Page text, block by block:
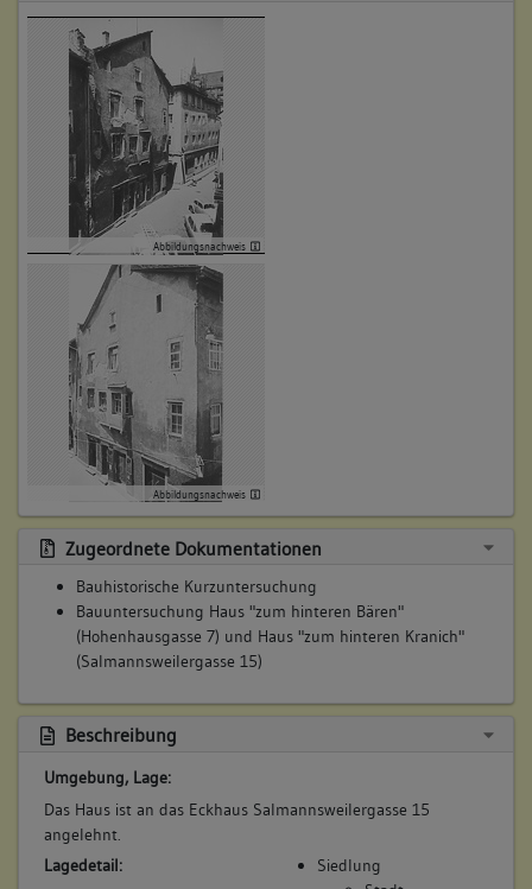
Abbildungsnachweis
Abbildungsnachweis
Zugeordnete Dokumentationen
Bauhistorische Kurzuntersuchung
Bauuntersuchung Haus "zum hinteren Bären"
(Hohenhausgasse 7) und Haus "zum hinteren Kranich"
(Salmannsweilergasse 15)
Beschreibung
Umgebung, Lage:
Das Haus ist an das Eckhaus Salmannsweilergasse 15
angelehnt.
Lagedetail:
Siedlung